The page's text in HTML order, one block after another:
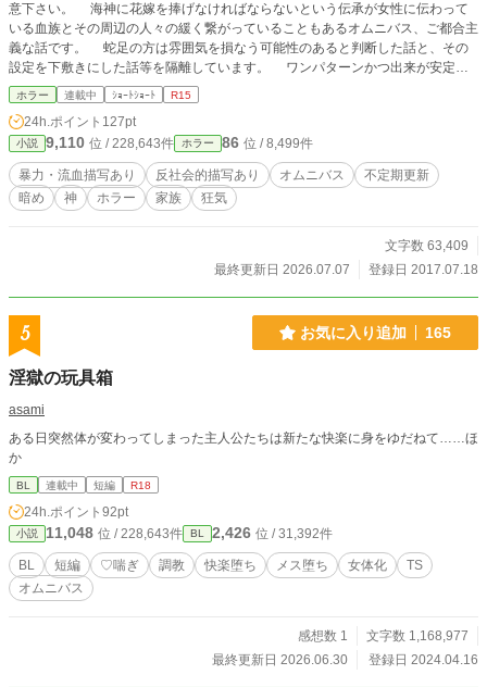
意下さい。 海神に花嫁を捧げなければならないという伝承が女性に伝わって
いる血族とその周辺の人々の緩く繋がっていることもあるオムニバス、ご都合主
義な話です。 蛇足の方は雰囲気を損なう可能性のあると判断した話と、その
設定を下敷きにした話等を隔離しています。 ワンパターンかつ出来が安定し
ていないので無理だと思った話は、その時点で読むのをやめる方がお互い幸せに
なれるでしょう。 今後は気が向いた時に更新します。
ホラー 連載中 ｼｮｰﾄｼｮｰﾄ R15
24h.ポイント 127pt
小説 9,110 位 / 228,643件 ホラー 86 位 / 8,499件
暴力・流血描写あり 反社会的描写あり オムニバス
不定期更新
暗め
神 ホラー 家族 狂気
文字数 63,409
最終更新日 2026.07.07
登録日 2017.07.18
5 お気に入り追加 165
淫獄の玩具箱
asami
ある日突然体が変わってしまった主人公たちは新たな快楽に身をゆだねて……ほ
か
BL 連載中 短編 R18
24h.ポイント 92pt
小説 11,048 位 / 228,643件 BL 2,426 位 / 31,392件
BL 短編 ♡喘ぎ 調教 快楽堕ち メス堕ち 女体化
TS
オムニバス
感想数 1
文字数 1,168,977
最終更新日 2026.06.30
登録日 2024.04.16